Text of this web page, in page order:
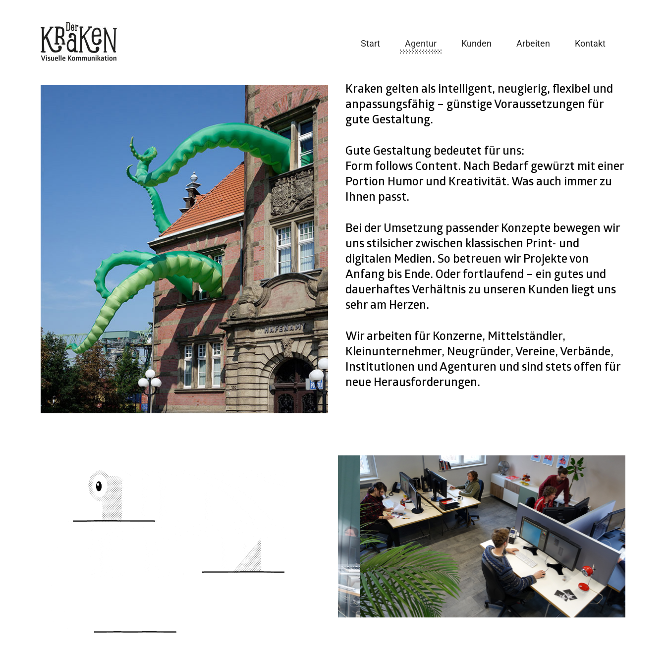
Start Agentur Kunden Arbeiten Kontakt
Kraken gelten als intelligent, neugierig, flexibel und
anpassungsfähig – günstige Voraussetzungen für
gute Gestaltung.
Gute Gestaltung bedeutet für uns:
Form follows Content. Nach Bedarf gewürzt mit einer
Portion Humor und Kreativität. Was auch immer zu
Ihnen passt.
Bei der Umsetzung passender Konzepte bewegen wir
uns stilsicher zwischen klassischen Print- und
digitalen Medien. So betreuen wir Projekte von
Anfang bis Ende. Oder fortlaufend – ein gutes und
dauerhaftes Verhältnis zu unseren Kunden liegt uns
sehr am Herzen.
Wir arbeiten für Konzerne, Mittelständler,
Kleinunternehmer, Neugründer, Vereine, Verbände,
Institutionen und Agenturen und sind stets offen für
neue Herausforderungen.